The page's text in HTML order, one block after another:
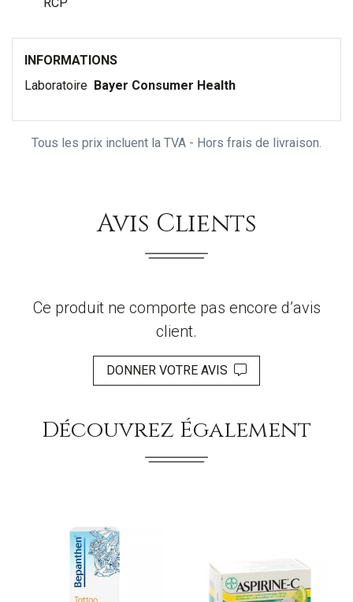
INFORMATIONS
Laboratoire Bayer Consumer Health
Tous les prix incluent la TVA - Hors frais de livraison.
Avis Clients
Ce produit ne comporte pas encore d’avis
client.
DONNER VOTRE AVIS
Découvrez Également